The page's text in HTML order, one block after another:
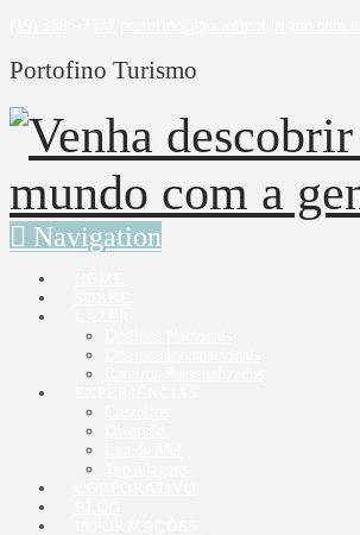
Portofino Turismo
Navigation